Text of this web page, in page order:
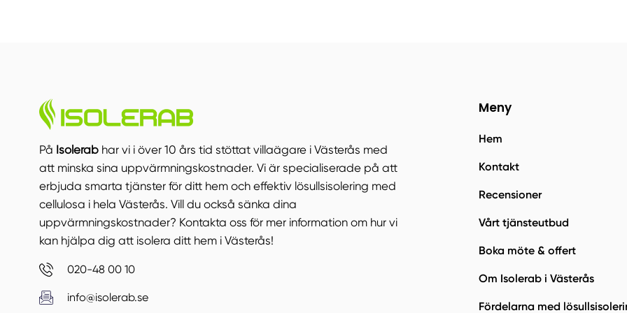
På Isolerab har vi i över 10 års tid stöttat villaägare i Västerås med
att minska sina uppvärmningskostnader. Vi är specialiserade på att
erbjuda smarta tjänster för ditt hem och effektiv lösullsisolering med
cellulosa i hela Västerås. Vill du också sänka dina
uppvärmningskostnader? Kontakta oss för mer information om hur vi
kan hjälpa dig att isolera ditt hem i Västerås!
020-48 00 10
info@isolerab.se
Meny
Hem
Kontakt
Recensioner
Vårt tjänsteutbud
Boka möte & offert
Om Isolerab i Västerås
Fördelarna med